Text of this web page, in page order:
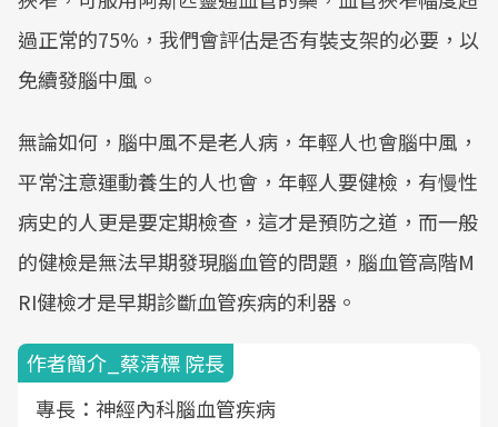
過正常的75%，我們會評估是否有裝支架的必要，以
免續發腦中風。
無論如何，腦中風不是老人病，年輕人也會腦中風，
平常注意運動養生的人也會，年輕人要健檢，有慢性
病史的人更是要定期檢查，這才是預防之道，而一般
的健檢是無法早期發現腦血管的問題，腦血管高階M
RI健檢才是早期診斷血管疾病的利器。
作者簡介_蔡清標 院長
專長：神經內科腦血管疾病